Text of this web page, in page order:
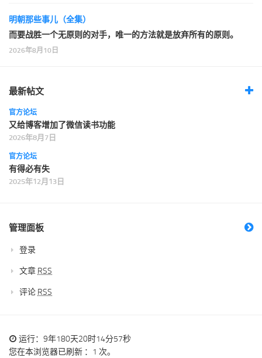
明朝那些事儿（全集）
而要战胜一个无原则的对手，唯一的方法就是放弃所有的原则。
2026年8月10日
最新帖文
官方论坛
又给博客增加了微信读书功能
2026年8月7日
官方论坛
有得必有失
2025年12月13日
管理面板
登录
文章 RSS
评论 RSS
运行：9年180天20时14分57秒
您在本浏览器已刷新 ：1 次。